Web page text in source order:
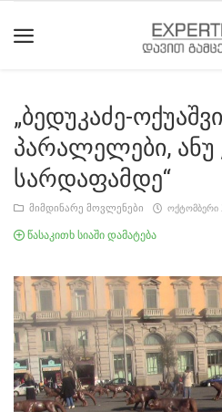
მთავარი
მიმდინარე
მოვლენები
ეროვნული
მოძრაობის
ისტორია
სტატიები
„ბედუკაძე-
პარალელები, ანუ
სარდაფამდე“
მიმდინარე მოვლენები ოქტომბერი
წასაკითხ სიაში დამატება